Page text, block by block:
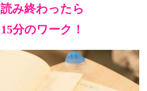
読み終わったら
15分のワーク！